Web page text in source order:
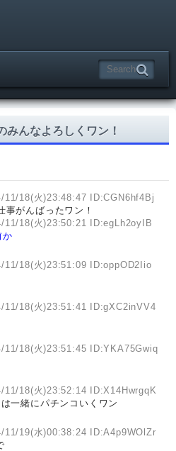
みんなよろしくワン！
11/18(火)23:48:47 ID:CGN6hf4Bj
事がんばったワン！
11/18(火)23:50:21 ID:egLh2oyIB
か
11/18(火)23:51:09 ID:oppOD2Iio
11/18(火)23:51:41 ID:gXC2inVV4
11/18(火)23:51:45 ID:YKA75Gwiq
11/18(火)23:52:14 ID:X14HwrgqK
緒にパチンコいくワン
11/19(水)00:38:24 ID:A4p9WOlZr